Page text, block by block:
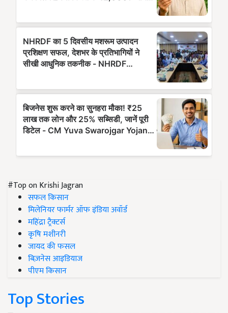
#Top on Krishi Jagran
सफल किसान
मिलेनियर फार्मर ऑफ इंडिया अवॉर्ड
महिंद्रा ट्रैक्टर्स
कृषि मशीनरी
जायद की फसल
बिज़नेस आइडियाज
पीएम किसान
Top Stories